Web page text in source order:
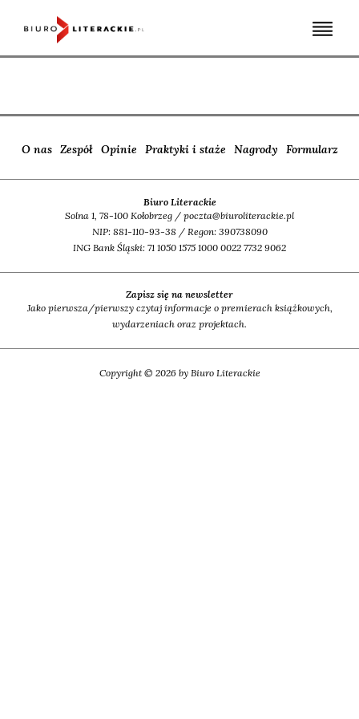
O nas Zespół Opinie Praktyki i staże Nagrody Formularz
Biuro Literackie
Solna 1, 78-100 Kołobrzeg / poczta@biuroliterackie.pl
NIP: 881-110-93-38 / Regon: 390738090
ING Bank Śląski: 71 1050 1575 1000 0022 7732 9062
Zapisz się na newsletter
Jako pierwsza/pierwszy czytaj informacje o premierach książkowych,
wydarzeniach oraz projektach.
Copyright © 2026 by Biuro Literackie